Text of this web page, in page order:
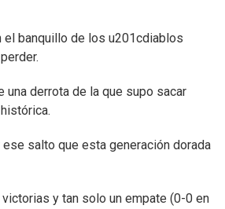
el banquillo de los u201cdiablos
una derrota de la que supo sacar
salto que esta generación dorada
y tan solo un empate (0-0 en